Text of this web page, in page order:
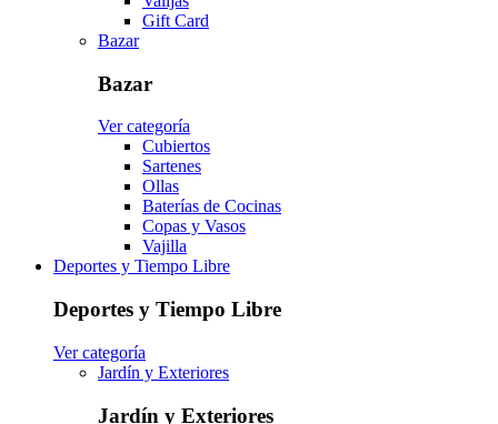
Gift Card
Bazar
Bazar
Ver categoría
Cubiertos
Sartenes
Ollas
Baterías de Cocinas
Copas y Vasos
Vajilla
Deportes y Tiempo Libre
Deportes y Tiempo Libre
Ver categoría
Jardín y Exteriores
Jardín y Exteriores